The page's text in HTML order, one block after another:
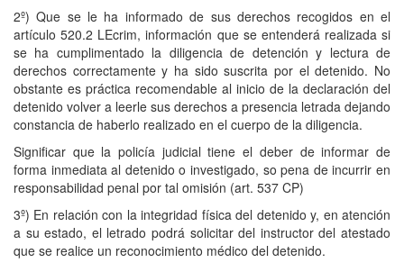
2º) Que se le ha informado de sus derechos recogidos en el
artículo 520.2 LEcrim, información que se entenderá realizada si
se ha cumplimentado la diligencia de detención y lectura de
derechos correctamente y ha sido suscrita por el detenido. No
obstante es práctica recomendable al inicio de la declaración del
detenido volver a leerle sus derechos a presencia letrada dejando
constancia de haberlo realizado en el cuerpo de la diligencia.
Significar que la policía judicial tiene el deber de informar de
forma inmediata al detenido o investigado, so pena de incurrir en
responsabilidad penal por tal omisión (art. 537 CP)
3º) En relación con la integridad física del detenido y, en atención
a su estado, el letrado podrá solicitar del instructor del atestado
que se realice un reconocimiento médico del detenido.